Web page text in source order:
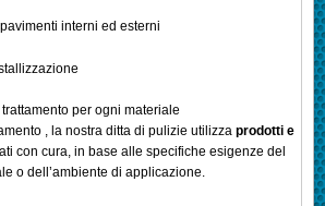
interni ed esterni
trattamento per ogni materiale
, la nostra ditta di pulizie utilizza prodotti e
con cura, in base alle specifiche esigenze del
o dell’ambiente di applicazione.